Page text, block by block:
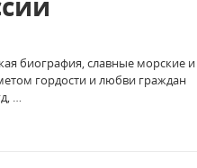
биография, славные морские и
гордости и любви граждан
…